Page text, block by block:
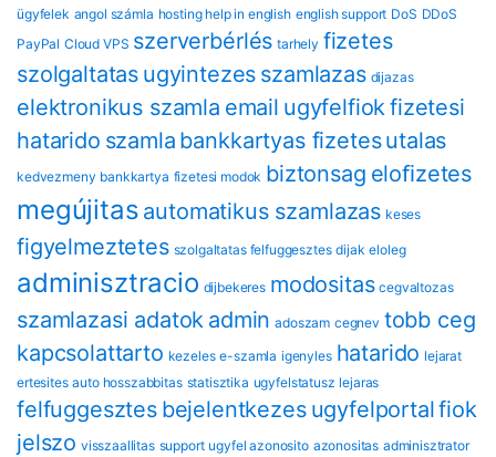
ügyfelek angol számla hosting help in english english support DoS DDoS
PayPal Cloud VPS szerverbérlés tarhely fizetes
szolgaltatas ugyintezes szamlazas dijazas
elektronikus szamla email ugyfelfiok fizetesi
hatarido szamla bankkartyas fizetesutalas
kedvezmeny bankkartya fizetesi modok biztonsag eloﬁzetes
megújitas automatikus szamlazas keses
figyelmeztetes szolgaltatas felfuggesztes dijak eloleg
adminisztracio dijbekeres modositas cegvaltozas
szamlazasi adatok admin adoszam cegnev tobb ceg
kapcsolattarto kezeles e-szamla igenyles hatarido lejarat
ertesites auto hosszabbitas statisztika ugyfelstatusz lejaras
felfuggesztes bejelentkezes ugyfelportalfiok
jelszo visszaallitas support ugyfel azonosito azonositas adminisztrator